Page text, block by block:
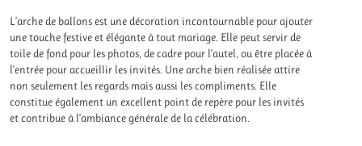
L’arche de ballons est une décoration incontournable pour ajouter
une touche festive et élégante à tout mariage. Elle peut servir de
toile de fond pour les photos, de cadre pour l’autel, ou être placée à
l’entrée pour accueillir les invités. Une arche bien réalisée attire
non seulement les regards mais aussi les compliments. Elle
constitue également un excellent point de repère pour les invités
et contribue à l’ambiance générale de la célébration.